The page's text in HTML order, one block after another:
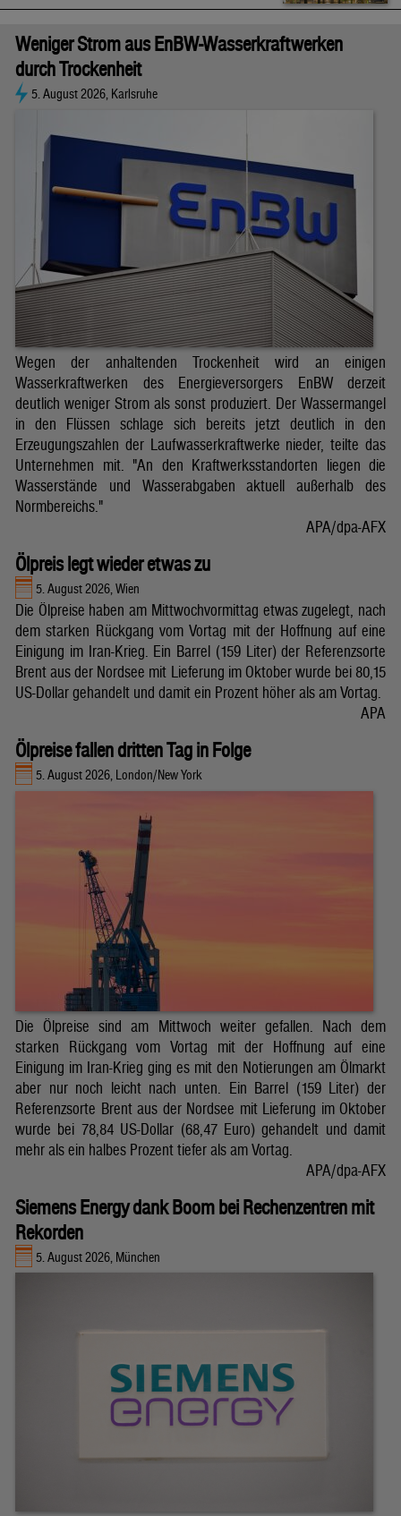
Weniger Strom aus EnBW-Wasserkraftwerken
durch Trockenheit
5. August 2026, Karlsruhe
Wegen der anhaltenden Trockenheit wird an einigen
Wasserkraftwerken des Energieversorgers EnBW derzeit
deutlich weniger Strom als sonst produziert. Der Wassermangel
in den Flüssen schlage sich bereits jetzt deutlich in den
Erzeugungszahlen der Laufwasserkraftwerke nieder, teilte das
Unternehmen mit. "An den Kraftwerksstandorten liegen die
Wasserstände und Wasserabgaben aktuell außerhalb des
Normbereichs."
APA/dpa-AFX
Ölpreis legt wieder etwas zu
5. August 2026, Wien
Die Ölpreise haben am Mittwochvormittag etwas zugelegt, nach
dem starken Rückgang vom Vortag mit der Hoffnung auf eine
Einigung im Iran-Krieg. Ein Barrel (159 Liter) der Referenzsorte
Brent aus der Nordsee mit Lieferung im Oktober wurde bei 80,15
US-Dollar gehandelt und damit ein Prozent höher als am Vortag.
APA
Ölpreise fallen dritten Tag in Folge
5. August 2026, London/New York
Die Ölpreise sind am Mittwoch weiter gefallen. Nach dem
starken Rückgang vom Vortag mit der Hoffnung auf eine
Einigung im Iran-Krieg ging es mit den Notierungen am Ölmarkt
aber nur noch leicht nach unten. Ein Barrel (159 Liter) der
Referenzsorte Brent aus der Nordsee mit Lieferung im Oktober
wurde bei 78,84 US-Dollar (68,47 Euro) gehandelt und damit
mehr als ein halbes Prozent tiefer als am Vortag.
APA/dpa-AFX
Siemens Energy dank Boom bei Rechenzentren mit
Rekorden
5. August 2026, München